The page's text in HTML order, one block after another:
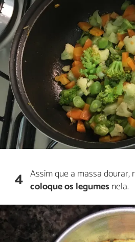
4 Assim que a massa dourar,
coloque os legumes nela.